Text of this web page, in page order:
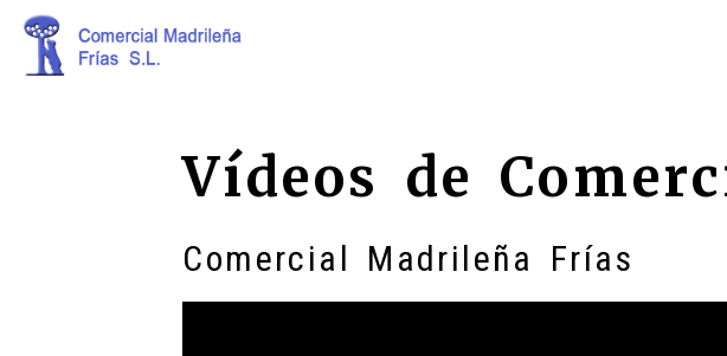
Vídeos de
Comercial Madrileña Frías